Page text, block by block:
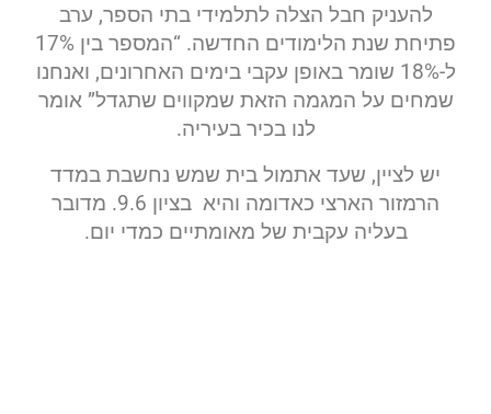
להעניק חבל הצלה לתלמידי בתי הספר, ערב
פתיחת שנת הלימודים החדשה. “המספר בין 17%
ל-18% שומר באופן עקבי בימים האחרונים, ואנחנו
שמחים על המגמה הזאת שמקווים שתגדל” אומר
לנו בכיר בעיריה.
יש לציין, שעד אתמול בית שמש נחשבת במדד
הרמזור הארצי כאדומה והיא בציון 9.6. מדובר
בעליה עקבית של מאומתיים כמדי יום.